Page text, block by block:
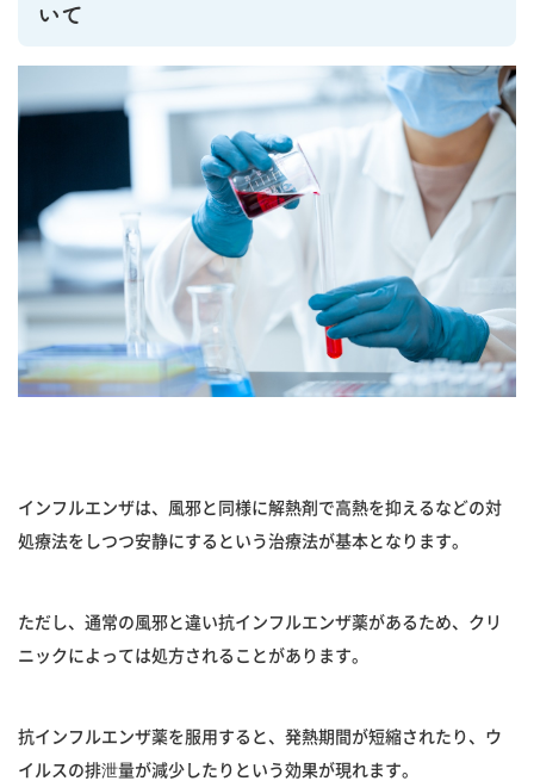
いて
インフルエンザは、風邪と同様に解熱剤で高熱を抑えるなどの対
処療法をしつつ安静にするという治療法が基本となります。
ただし、通常の風邪と違い抗インフルエンザ薬があるため、クリ
ニックによっては処方されることがあります。
抗インフルエンザ薬を服用すると、発熱期間が短縮されたり、ウ
イルスの排泄量が減少したりという効果が現れます。